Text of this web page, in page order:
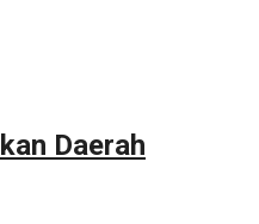
Daerah